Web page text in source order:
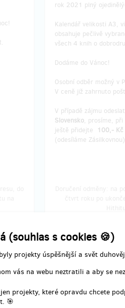
(souhlas s cookies 🍪)
projekty úspěšnější a svět
vás na webu neztratili a aby se
projekty, které opravdu chcete
🎯
rok 2021 plný
Kalendář velikosti A3,
obsahuje pečlivě
všech 4 knih o
Dodáme do Vánoc!
Osobní odběr možný v
V ceně již zahrnuto
V případě zájmu
Slovensko, prosíme, při
ještě přidejte
100,- Kč
(odesíláme
36 z 50
+ EINSTEIN +
myšákův